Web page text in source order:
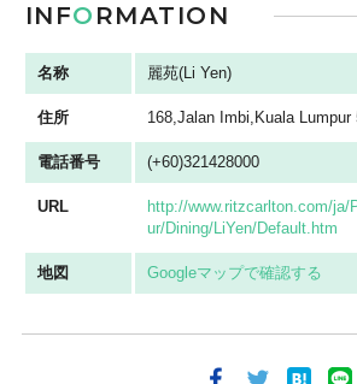
INFO RMATION
名称 麗苑(Li Yen)
住所 168,Jalan Imbi,Kuala Lumpur
電話番号 (+60)321428000
URL
http://www.ritzcarlton.com/ja/
ur/Dining/LiYen/Default.htm
地図 Googleマップで確認する